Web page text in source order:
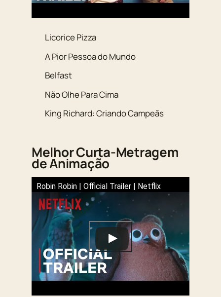
Licorice Pizza
A Pior Pessoa do Mundo
Belfast
Não Olhe Para Cima
King Richard: Criando Campeãs
Melhor Curta-Metragem
de Animação
Robin Robin | Official Trailer | Netflix